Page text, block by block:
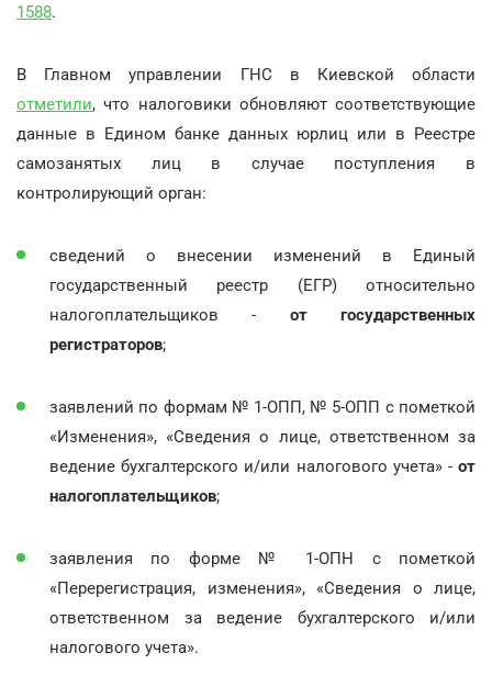
1588.
В Главном управлении ГНС в Киевской области
отметили, что налоговики обновляют соответствующие
данные в Едином банке данных юрлиц или в Реестре
самозанятых лиц в случае поступления в
контролирующий орган:
сведений о внесении изменений в Единый
государственный реестр (ЕГР) относительно
налогоплательщиков - от государственных
регистраторов;
заявлений по формам № 1-ОПП, № 5-ОПП с пометкой
«Изменения», «Сведения о лице, ответственном за
ведение бухгалтерского и/или налогового учета» - от
налогоплательщиков;
заявления по форме № 1-ОПН с пометкой
«Перерегистрация, изменения», «Сведения о лице,
ответственном за ведение бухгалтерского и/или
налогового учета».